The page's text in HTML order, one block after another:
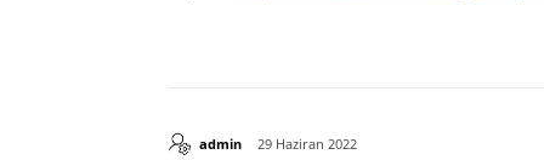
admin 29 Haziran 2022